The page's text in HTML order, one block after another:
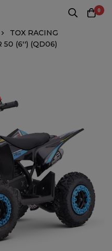
0
TOX RACING
50 (6'') (QD06)